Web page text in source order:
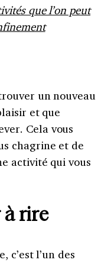
que l’on peut
un nouveau
et que
Cela vous
chagrine et de
activité qui vous
à rire
c’est l’un des